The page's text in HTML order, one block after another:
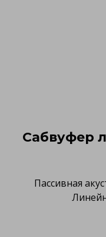
Сабвуфер
Пассивная